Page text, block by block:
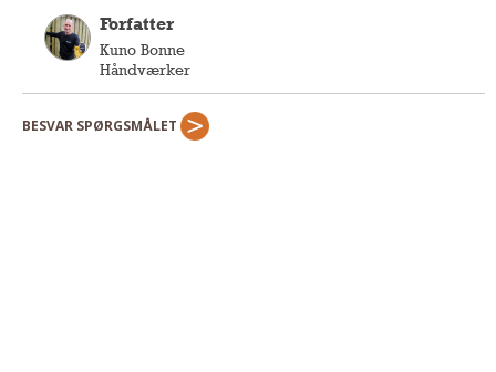
Forfatter
Kuno Bonne
Håndværker
BESVAR SPØRGSMÅLET